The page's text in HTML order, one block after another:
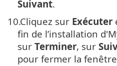
Suivant.
10.Cliquez sur Exécuter
fin de l’installation
sur Terminer, sur
pour fermer la